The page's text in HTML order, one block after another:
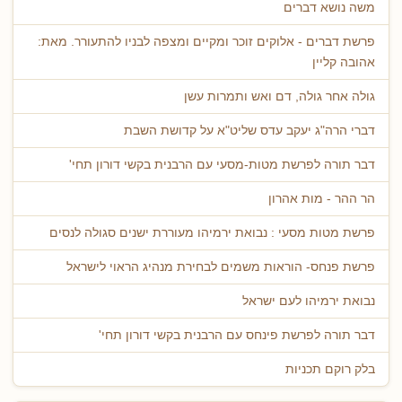
משה נושא דברים
פרשת דברים - אלוקים זוכר ומקיים ומצפה לבניו להתעורר. מאת:
אהובה קליין
גולה אחר גולה, דם ואש ותמרות עשן
דברי הרה"ג יעקב עדס שליט"א על קדושת השבת
דבר תורה לפרשת מטות-מסעי עם הרבנית בקשי דורון תחי'
הר ההר - מות אהרון
פרשת מטות מסעי : נבואת ירמיהו מעוררת ישנים סגולה לנסים
פרשת פנחס- הוראות משמים לבחירת מנהיג הראוי לישראל
נבואת ירמיהו לעם ישראל
דבר תורה לפרשת פינחס עם הרבנית בקשי דורון תחי'
בלק רוקם תכניות